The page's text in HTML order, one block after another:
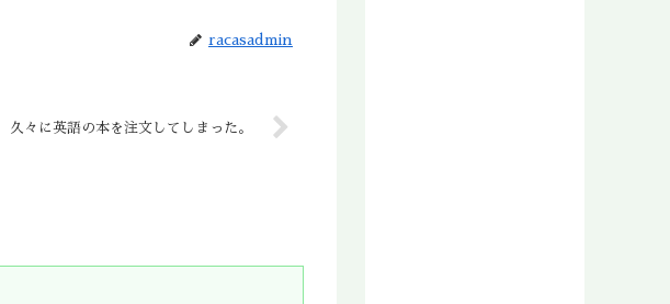
racasadmin
久々に英語の本を注文してしまった。